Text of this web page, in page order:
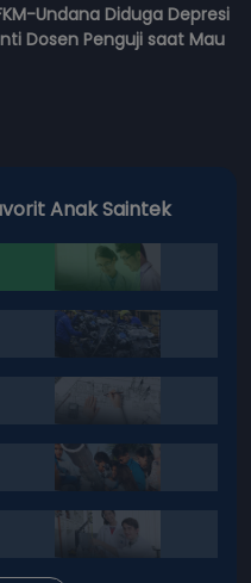
Undana Diduga Depresi
Dosen Penguji saat Mau
Anak Saintek